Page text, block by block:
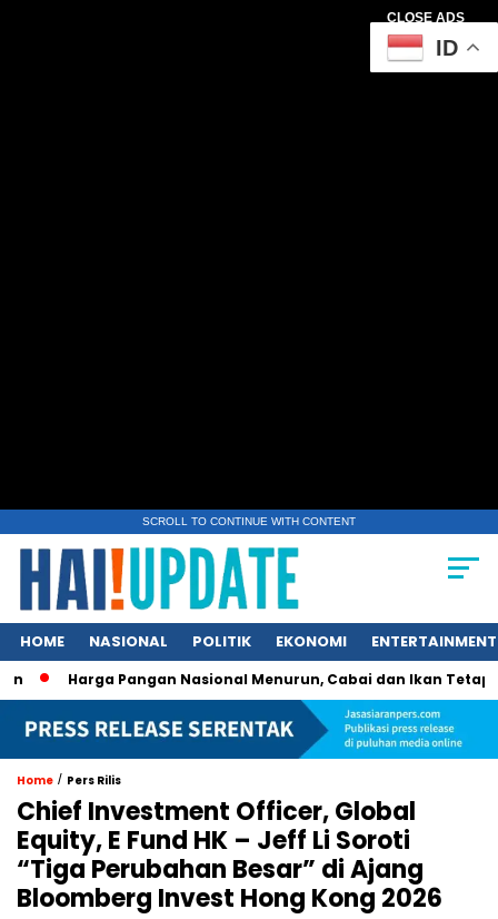
CLOSE ADS
SCROLL TO CONTINUE WITH CONTENT
HOME NASIONAL POLITIK EKONOMI ENTERTAINMENT
Pangan Nasional Menurun, Cabai dan Ikan Tetap Picu
Home / Pers Rilis
Chief Investment Officer, Global
Equity, E Fund HK – Jeff Li Soroti
“Tiga Perubahan Besar” di Ajang
Bloomberg Invest Hong Kong 2026
ID